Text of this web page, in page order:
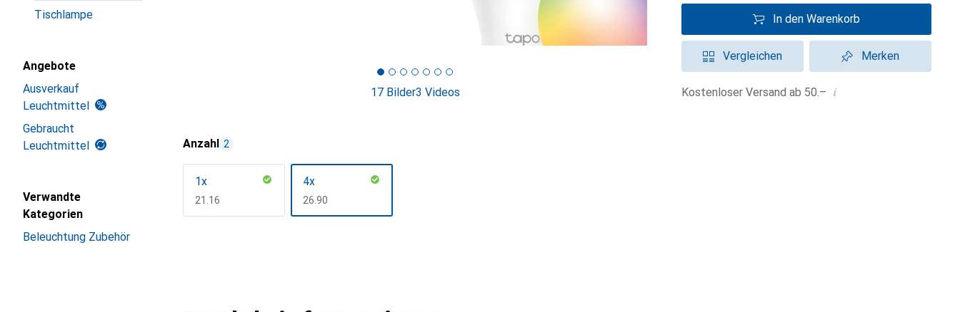
Tischlampe
Angebote
Ausverkauf
Leuchtmittel
Gebraucht
Leuchtmittel
Verwandte
Kategorien
Beleuchtung Zubehör
17 Bilder3 Videos
In den Warenkorb
Vergleichen Merken
Kostenloser Versand ab 50.– i
Anzahl 2
1x
CHF
21.16
4x
CHF
26.90